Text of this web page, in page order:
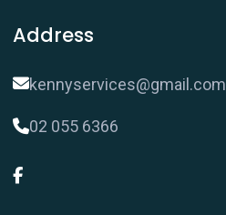
Address
kennyservices@gmail.com
02 055 6366